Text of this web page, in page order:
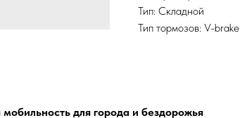
Тип: Складной
Тип тормозов: V-brake
для города и бездорожья